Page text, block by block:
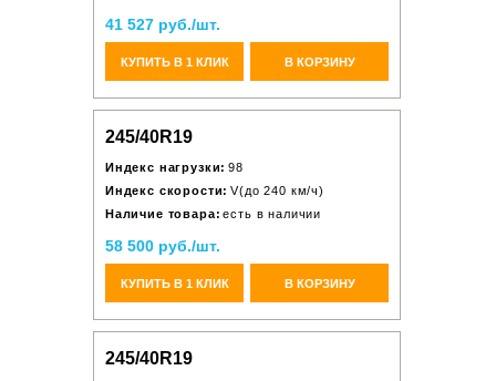
41 527 руб./шт.
КУПИТЬ В 1 КЛИК В КОРЗИНУ
245/40R19
Индекс нагрузки: 98
Индекс скорости: V(до 240 км/ч)
Наличие товара: есть в наличии
58 500 руб./шт.
КУПИТЬ В 1 КЛИК В КОРЗИНУ
245/40R19